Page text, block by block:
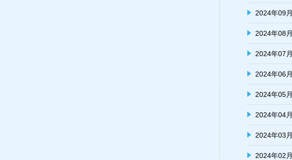
2024年09月
2024年08月
2024年07月
2024年06月
2024年05月
2024年04月
2024年03月
2024年02月